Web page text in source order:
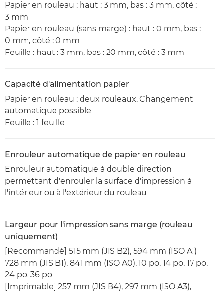
Papier en rouleau : haut : 3 mm, bas : 3 mm, côté :
3 mm
Papier en rouleau (sans marge) : haut : 0 mm, bas :
0 mm, côté : 0 mm
Feuille : haut : 3 mm, bas : 20 mm, côté : 3 mm
Capacité d'alimentation papier
Papier en rouleau : deux rouleaux. Changement
automatique possible
Feuille : 1 feuille
Enrouleur automatique de papier en rouleau
Enrouleur automatique à double direction
permettant d'enrouler la surface d'impression à
l'intérieur ou à l'extérieur du rouleau
Largeur pour l'impression sans marge (rouleau
uniquement)
[Recommandé] 515 mm (JIS B2), 594 mm (ISO A1)
728 mm (JIS B1), 841 mm (ISO A0), 10 po, 14 po, 17 po,
24 po, 36 po
[Imprimable] 257 mm (JIS B4), 297 mm (ISO A3),